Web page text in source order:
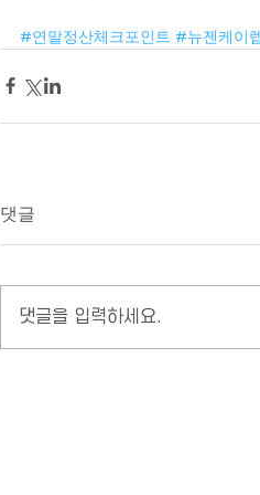
#연말정산체크포인트 #뉴젠케이
댓글
댓글을 입력하세요.